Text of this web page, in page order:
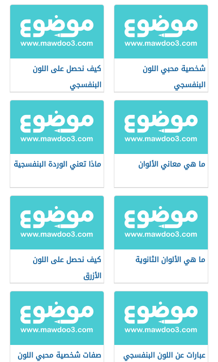
شخصية محبي اللون
البنفسجي
كيف نحصل على اللون
البنفسجي
ما هي معاني الألوان ماذا تعني الوردة البنفسجية
ما هي الألوان الثانوية
كيف نحصل على اللون
الأزرق
عبارات عن اللون البنفسجي صفات شخصية محبي اللون